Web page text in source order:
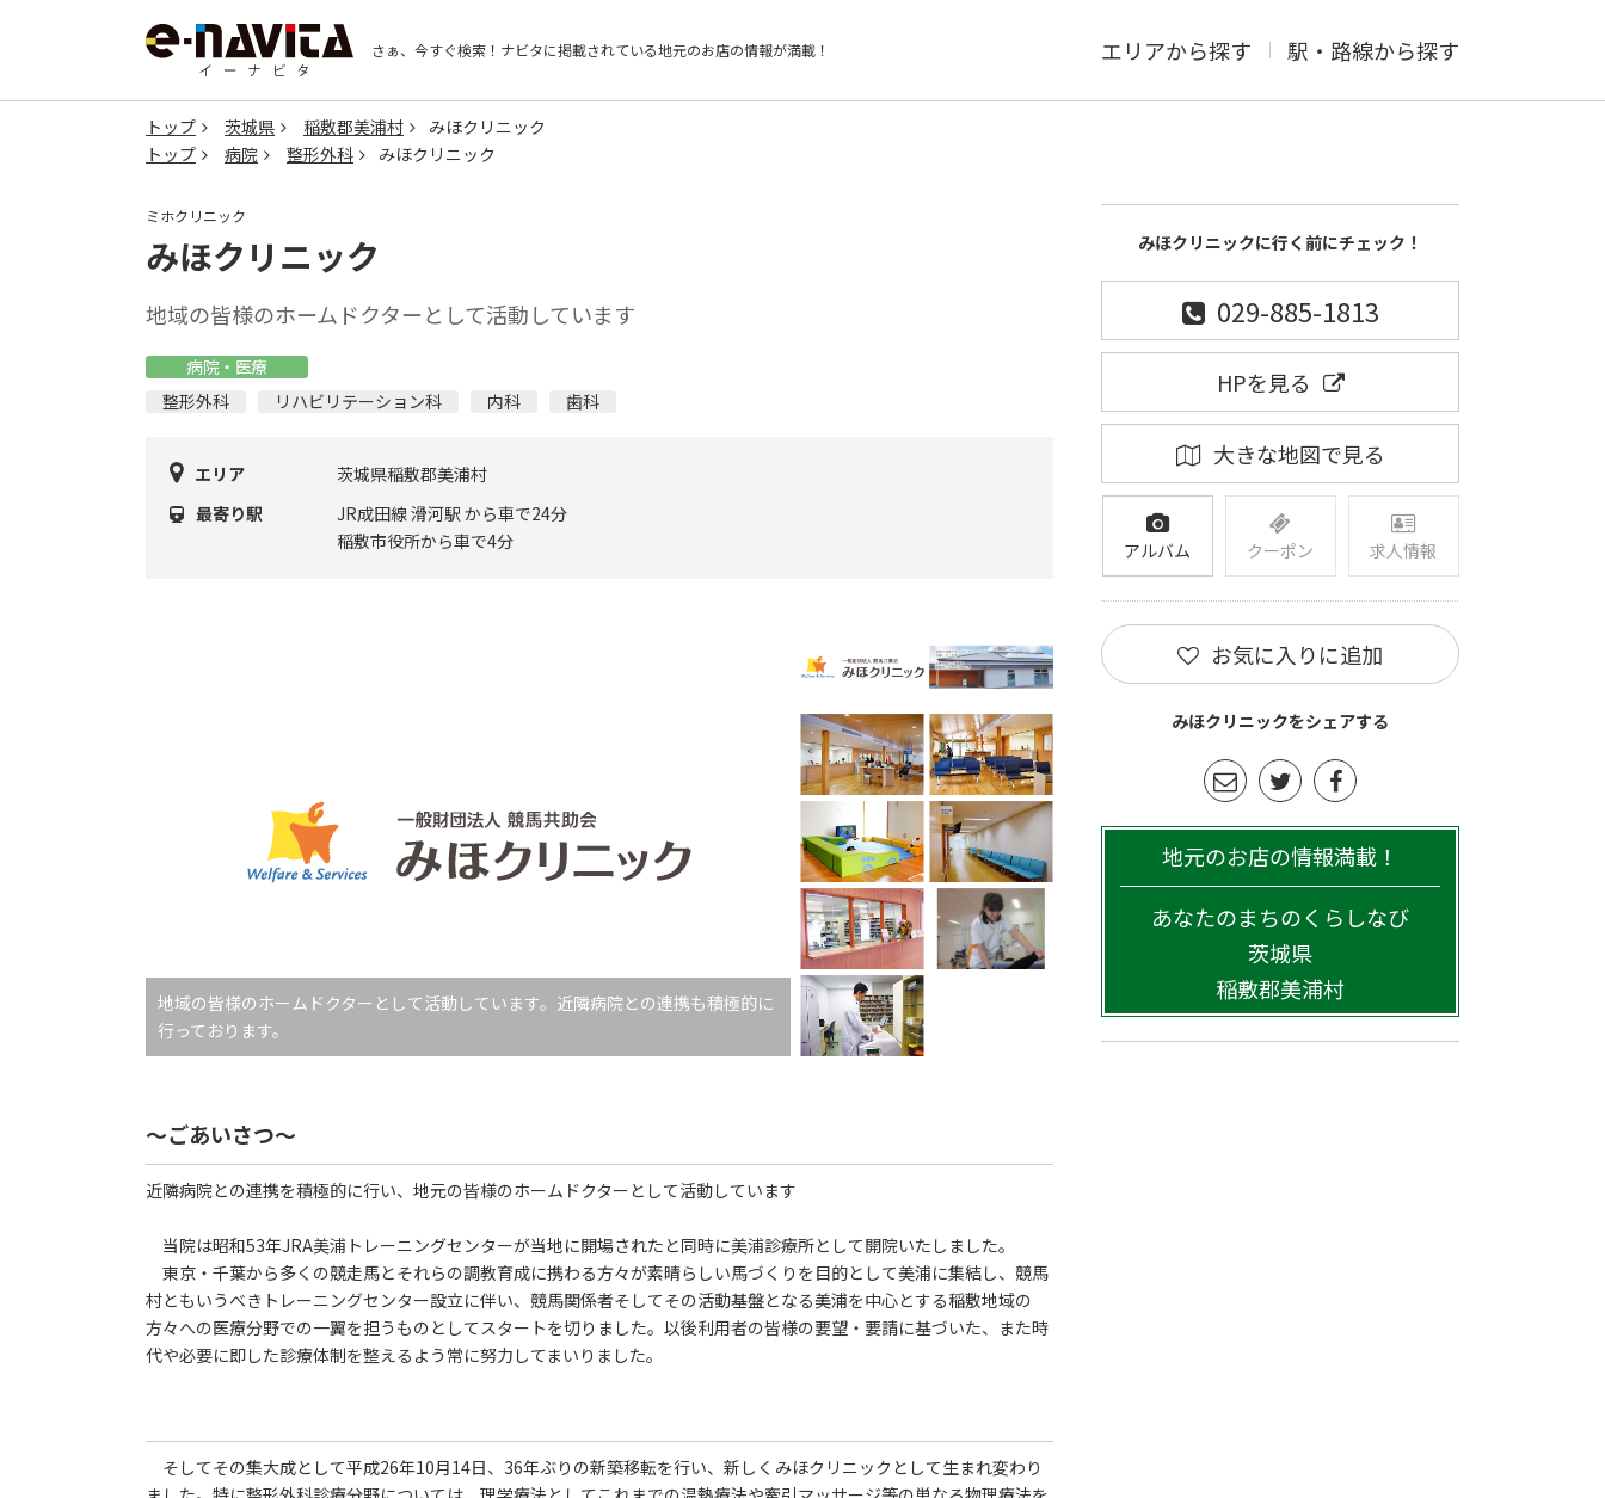
さぁ、今すぐ検索！ ナビタに掲載されている地元のお店の情報が満載！ エリアから探す 駅・路線から探す
トップ 茨城県 稲敷郡美浦村
みほクリニック
トップ
病院 整形外科 みほクリニック
ミホクリニック
みほクリニック
地域の皆様のホームドクターとして活動しています
病院・医療
整形外科
リハビリテーション科 内科 歯科
エリア
茨城県稲敷郡美浦村
最寄り駅
JR成田線 滑河駅 から車で24分
稲敷市役所から車で4分
地域の皆様のホームドクターとして活動しています。近隣病院との連携も積極的に
行っております。
～ごあいさつ～
近隣病院との連携を積極的に行い、地元の皆様のホームドクターとして活動しています
当院は昭和53年JRA美浦トレーニングセンターが当地に開場されたと同時に美浦診療所として開院いたしました。
東京・千葉から多くの競走馬とそれらの調教育成に携わる方々が素晴らしい馬づくりを目的として美浦に集結し、競馬
村ともいうべきトレーニングセンター設立に伴い、競馬関係者そしてその活動基盤となる美浦を中心とする稲敷地域の
方々への医療分野での一翼を担うものとしてスタートを切りました。以後利用者の皆様の要望・要請に基づいた、また時
代や必要に即した診療体制を整えるよう常に努力してまいりました。
そしてその集大成として平成26年10月14日、36年ぶりの新築移転を行い、新しくみほクリニックとして生まれ変わり
みほクリニックに行く前にチェック！
029-885-1813
HPを見る
大きな地図で見る
アルバム クーポン 求人情報
お気に入りに追加
みほクリニックをシェアする
地元のお店の情報満載！
あなたのまちのくらしなび
茨城県
稲敷郡美浦村